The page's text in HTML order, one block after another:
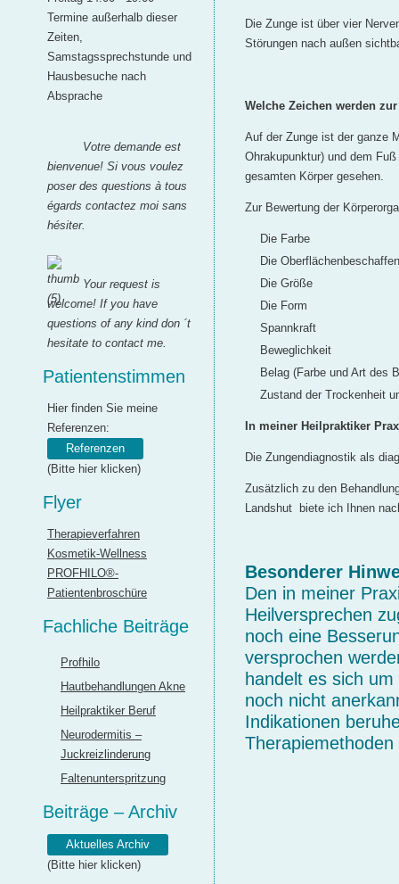
Die Zunge ist über vier
Störungen nach außen
Welche Zeichen werden
Auf der Zunge ist der ganze
Ohrakupunktur) und dem
gesamten Körper gesehen.
Zur Bewertung der
Die Farbe
Die
Die Größe
Die Form
Spannkraft
Beweglichkeit
Belag (Farbe und Art des
Zustand der Trockenheit
In meiner Heilpraktiker
Die Zungendiagnostik als
Zusätzlich zu den
Landshut biete ich Ihnen
Besonderer
Den in meiner
Heilversprechen
noch eine
versprochen
handelt es sich
noch nicht
Indikationen
Therapiemethoden
Termine außerhalb dieser
Zeiten,
Samstagssprechstunde und
Hausbesuche nach
Absprache
Votre demande est
bienvenue! Si vous voulez
poser des questions à tous
égards contactez moi sans
hésiter.
Your request is
welcome! If you have
questions of any kind don ´t
hesitate to contact me.
Patientenstimmen
Hier finden Sie meine
Referenzen:
Referenzen
(Bitte hier klicken)
Flyer
Therapieverfahren
Kosmetik-Wellness
PROFHILO®-
Patientenbroschüre
Fachliche Beiträge
Profhilo
Hautbehandlungen Akne
Heilpraktiker Beruf
Neurodermitis –
Juckreizlinderung
Faltenunterspritzung
Beiträge – Archiv
Aktuelles Archiv
(Bitte hier klicken)